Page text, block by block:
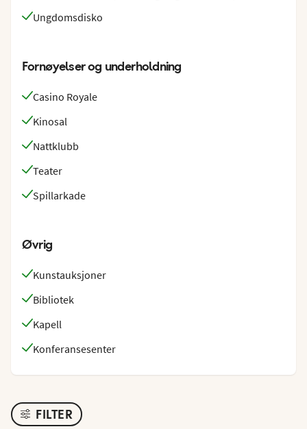
Ungdomsdisko
Fornøyelser og underholdning
Casino Royale
Kinosal
Nattklubb
Teater
Spillarkade
Øvrig
Kunstauksjoner
Bibliotek
Kapell
Konferansesenter
FILTER